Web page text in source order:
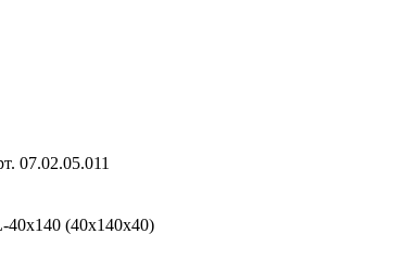
07.02.05.011
(40х140х40)